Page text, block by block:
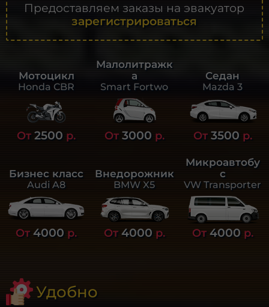
Предоставляем заказы на эвакуатор
зарегистрироваться
Мотоцикл
Honda CBR
От2500 р.
Малолитражк
а
Smart Fortwo
От 3000 р.
Седан
Mazda 3
От 3500 р.
Бизнес класс
Audi A8
От4000 р.
Внедорожник
BMW X5
От 4000 р.
Микроавтобу
с
VW Transporter
От 4000 р.
Удобно